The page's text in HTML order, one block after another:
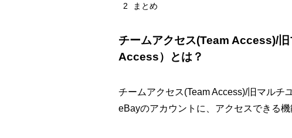
2 まとめ
チームアクセス(Team Access)/
Access）とは？
チームアクセス(Team Access)/旧マルチ
eBayのアカウントに、アクセスできる